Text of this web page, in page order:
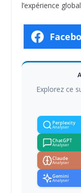
l’expérience
Explorez ce
Perplexity
Analyser
ChatGPT
Analyser
Claude
Analyser
Gemini
Analyser